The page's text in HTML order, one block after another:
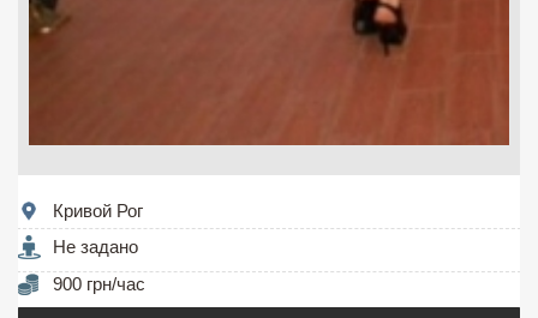
Кривой Рог
Не задано
900 грн/час